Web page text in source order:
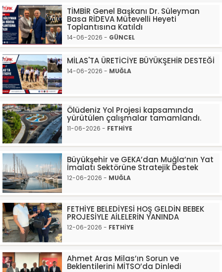
TİMBİR Genel Başkanı Dr. Süleyman
Basa RİDEVA Mütevelli Heyeti
Toplantısına Katıldı
14-06-2026 - GÜNCEL
MİLAS'TA ÜRETİCİYE BÜYÜKŞEHİR DESTEĞİ
14-06-2026 - MUĞLA
Ölüdeniz Yol Projesi kapsamında
yürütülen çalışmalar tamamlandı.
11-06-2026 - FETHİYE
Büyükşehir ve GEKA’dan Muğla’nın Yat
İmalatı Sektörüne Stratejik Destek
12-06-2026 - MUĞLA
FETHİYE BELEDİYESİ HOŞ GELDİN BEBEK
PROJESİYLE AİLELERİN YANINDA
12-06-2026 - FETHİYE
Ahmet Aras Milas’ın Sorun ve
Beklentilerini MİTSO’da Dinledi